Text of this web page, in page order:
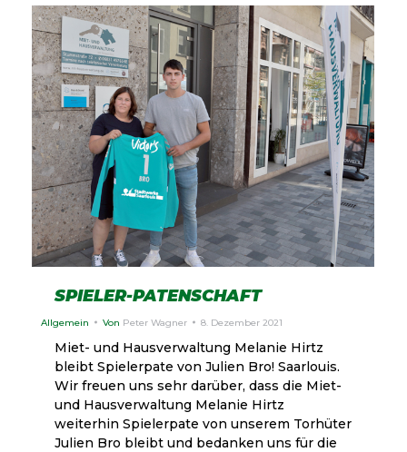
SPIELER-PATENSCHAFT
Allgemein Von Peter Wagner 8. Dezember 2021
Miet- und Hausverwaltung Melanie Hirtz
bleibt Spielerpate von Julien Bro! Saarlouis.
Wir freuen uns sehr darüber, dass die Miet-
und Hausverwaltung Melanie Hirtz
weiterhin Spielerpate von unserem Torhüter
Julien Bro bleibt und bedanken uns für die